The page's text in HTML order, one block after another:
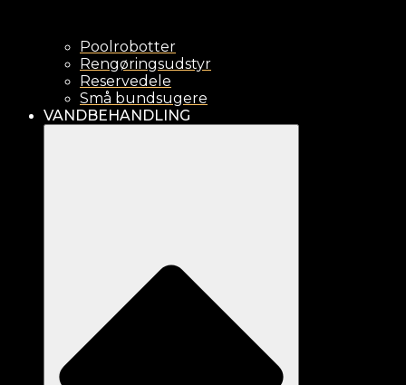
Poolrobotter
Rengøringsudstyr
Reservedele
Små bundsugere
VANDBEHANDLING